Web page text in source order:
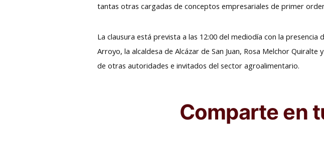
tantas otras cargadas de conceptos empresariales de primer
La clausura está prevista a las 12:00 del mediodía con la
Arroyo, la alcaldesa de Alcázar de San Juan, Rosa Melchor
de otras autoridades e invitados del sector agroalimentario.
Comparte en